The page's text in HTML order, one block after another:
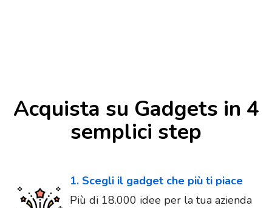
Acquista su Gadgets in 4
semplici step
1. Scegli il gadget che più ti piace
Più di 18.000 idee per la tua azienda